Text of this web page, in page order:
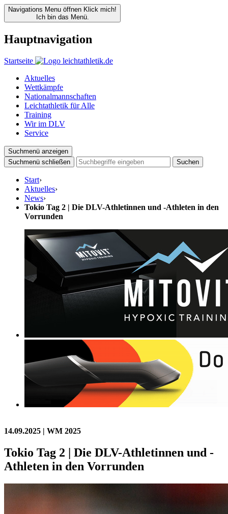
Navigations Menu öffnen Klick mich!
Ich bin das Menü.
Hauptnavigation
Startseite
Aktuelles
Wettkämpfe
Nationalmannschaften
Leichtathletik für Alle
Training
Wir im DLV
Service
Suchmenü anzeigen
Suchmenü schließen
Suchen
Start›
Aktuelles›
News›
Tokio Tag 2 | Die DLV-Athletinnen und -Athleten in den
Vorrunden
14.09.2025 | WM 2025
Tokio Tag 2 | Die DLV-Athletinnen und -
Athleten in den Vorrunden